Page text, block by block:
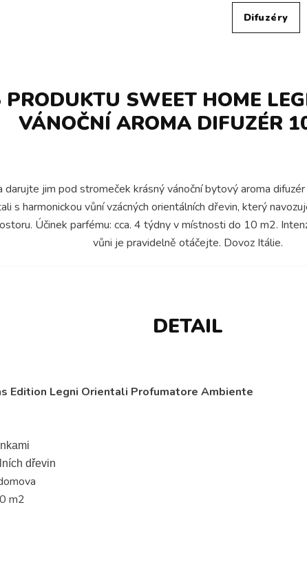
Difuzéry
PRODUKTU SWEET HOME
VÁNOČNÍ AROMA DIFUZÉR
jim pod stromeček krásný vánoční bytový aroma
s harmonickou vůní vzácných orientálních dřevin, který
Účinek parfému: cca. 4 týdny v místnosti do 10 m2.
vůni je pravidelně otáčejte. Dovoz Itálie.
DETAIL
Edition Legni Orientali Profumatore Ambiente
dřevin
m2